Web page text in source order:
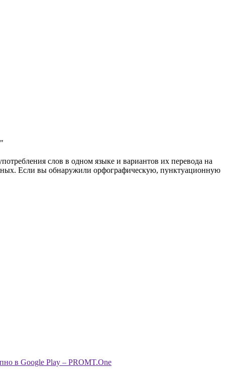
слов в одном языке и вариантов их перевода на
Если вы обнаружили орфографическую, пунктуационную